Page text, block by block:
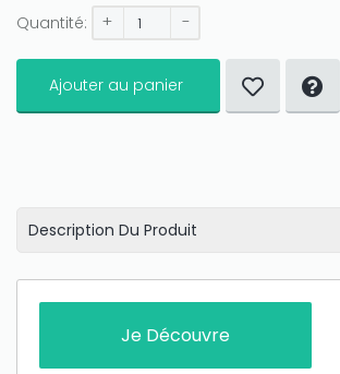
Quantité: + -
Ajouter au panier
Description Du Produit
Je Découvre